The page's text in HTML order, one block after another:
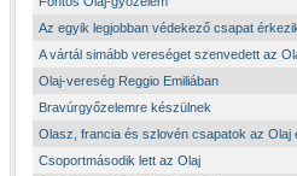
Az egyik legjobban védekező csapat
A vártál simább vereséget szenvedett az
Olaj-vereség Reggio Emiliában
Bravúrgyőzelemre készülnek
Olasz, francia és szlovén csapatok az Olaj
Csoportmásodik lett az Olaj